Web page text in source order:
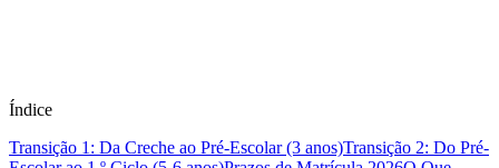
Índice
Transição 1: Da Creche ao Pré-Escolar (3 anos)Transição 2: Do Pré-